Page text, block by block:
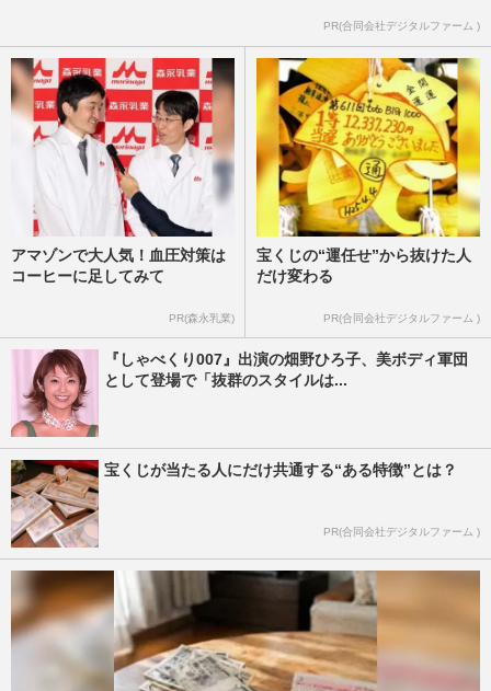
PR(合同会社デジタルファーム )
アマゾンで大人気！血圧対策は
コーヒーに足してみて
PR(森永乳業)
宝くじの“運任せ”から抜けた人
だけ変わる
PR(合同会社デジタルファーム )
『しゃべくり007』出演の畑野ひろ子、美ボディ軍団
として登場で「抜群のスタイルは...
宝くじが当たる人にだけ共通する“ある特徴”とは？
PR(合同会社デジタルファーム )